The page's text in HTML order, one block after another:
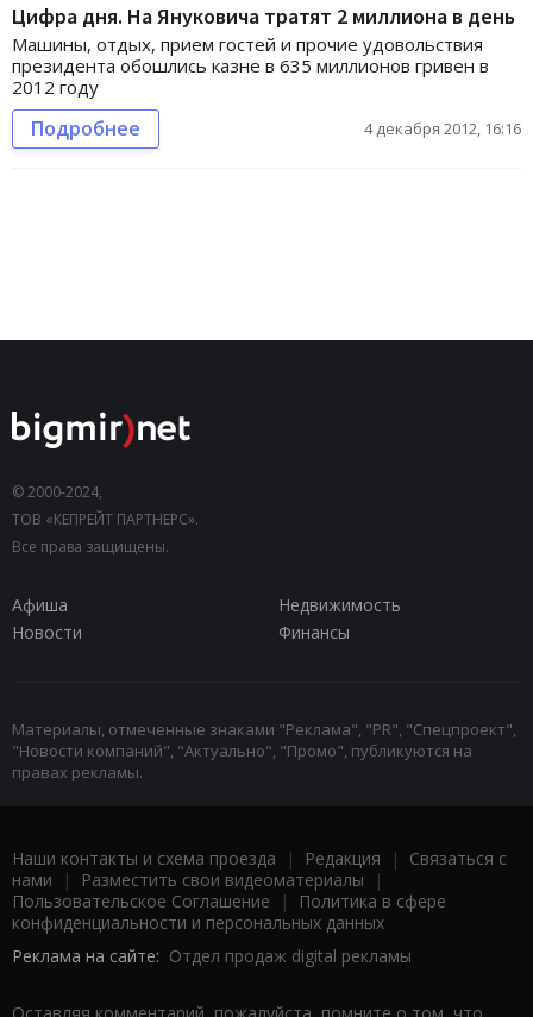
Цифра дня. На Януковича тратят 2 миллиона в день
Машины, отдых, прием гостей и прочие удовольствия
президента обошлись казне в 635 миллионов гривен в
2012 году
Подробнее 4 декабря 2012, 16:16
© 2000-2024,
ТОВ «КЕПРЕЙТ ПАРТНЕРС».
Все права защищены.
Афиша
Недвижимость
Новости
Финансы
Материалы, отмеченные знаками "Реклама", "PR", "Спецпроект",
"Новости компаний", "Актуально", "Промо", публикуются на
правах рекламы.
Наши контакты и схема проезда | Редакция | Связаться с
нами | Разместить свои видеоматериалы |
Пользовательское Соглашение |
Политика в сфере
конфиденциальности и персональных данных
Реклама на сайте: Отдел продаж digital рекламы
Оставляя комментарий, пожалуйста, помните о том, что